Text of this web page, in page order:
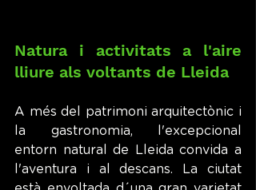
Natura i activitats a l'aire
lliure als voltants de Lleida
A més del patrimoni arquitectònic i
la gastronomia, l'excepcional
entorn natural de Lleida convida a
l'aventura i al descans. La ciutat